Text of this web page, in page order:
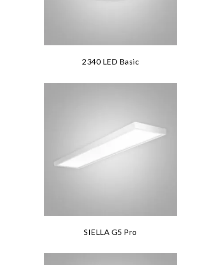
2340 LED Basic
les mer
SIELLA G5 Pro
les mer